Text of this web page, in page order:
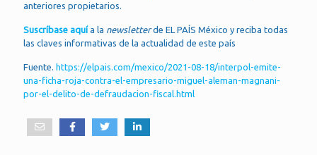
anteriores propietarios.
Suscríbase aquí a la newsletterde EL PAÍS México y reciba todas
las claves informativas de la actualidad de este país
Fuente. https://elpais.com/mexico/2021-08-18/interpol-emite-
una-ficha-roja-contra-el-empresario-miguel-aleman-magnani-
por-el-delito-de-defraudacion-fiscal.html